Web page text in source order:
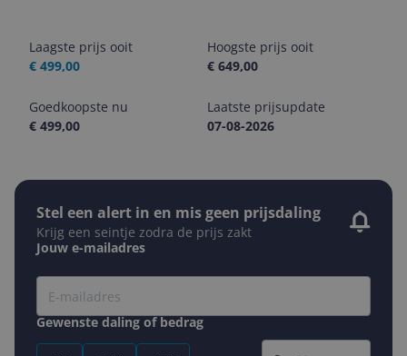
Laagste prijs ooit
€ 499,00
Hoogste prijs ooit
€ 649,00
Goedkoopste nu
€ 499,00
Laatste prijsupdate
07-08-2026
Stel een alert in en mis geen prijsdaling
Krijg een seintje zodra de prijs zakt
Jouw e-mailadres
Gewenste daling of bedrag
Gewenste prijs